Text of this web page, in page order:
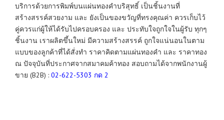
บริการด้วยการพิมพ์บนแผ่นทองคำบริสุทธิ์ เป็นชิ้นงานที่
สร้างสรรค์สวยงาม และ ยังเป็นของขวัญที่ทรงคุณค่า ควรเก็บไว้
คู่ควรแก่ผู้ให้ได้รับไปครอบครอง และ ประทับใจถูกใจในผู้รับ ทุกๆ
ชิ้นงาน เราผลิตขึ้นใหม่ มีความสร้างสรรค์ ถูกใจแน่นอนในตาม
แบบของลูกค้าที่ได้สั่งทำ ราคาคิดตามแผ่นทองคำ และ ราคาทอง
ณ ปัจจุบันที่ประกาศจากสมาคมค้าทอง สอบถามได้จากพนักงานผู้
ขาย (B2B) : 02-622-5303 กด 2